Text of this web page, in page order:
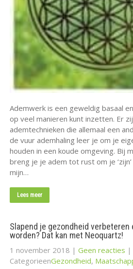
Ademwerk is een geweldig basaal
op veel manieren kunt inzetten. Er
ademtechnieken die allemaal een
de vuur ademhaling leer je om je
houden in een koude omgeving. Bij
breng je je adem tot rust om je
mijn…
Lees meer
Slapend je gezondheid verbeteren
worden? Dat kan met Neoquartz!
1 november 2018 | Geen reacties |
CategorieenGezondheid,